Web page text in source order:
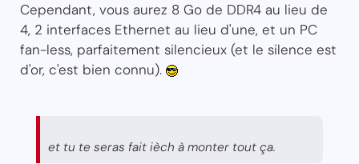
Cependant, vous aurez 8 Go de DDR4 au lieu de
4, 2 interfaces Ethernet au lieu d'une, et un PC
fan-less, parfaitement silencieux (et le silence est
d'or, c'est bien connu).
et tu te seras fait ièch à monter tout ça.